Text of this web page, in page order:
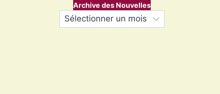
Archive des Nouvelles
Archives